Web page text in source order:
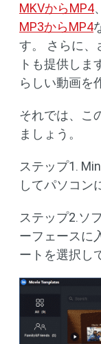
MKVからMP4
MP3からMP4
す。 さらに、
トも提供しま
らしい動画を
それでは、こ
ましょう。
ステップ1.
してパソコン
ステップ2.ソ
ーフェースに
ートを選択し